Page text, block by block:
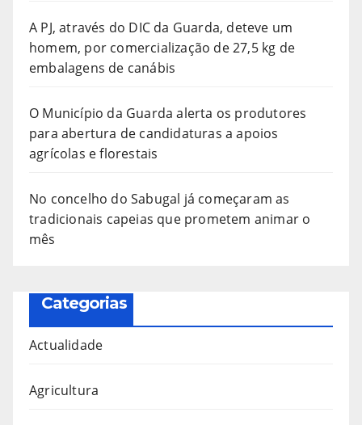
A PJ, através do DIC da Guarda, deteve um
homem, por comercialização de 27,5 kg de
embalagens de canábis
O Município da Guarda alerta os produtores
para abertura de candidaturas a apoios
agrícolas e florestais
No concelho do Sabugal já começaram as
tradicionais capeias que prometem animar o
mês
Categorias
Actualidade
Agricultura